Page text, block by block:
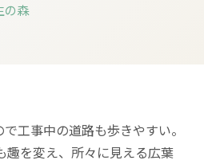
の森
工事中の道路も歩きやすい。
趣を変え、所々に見える広葉